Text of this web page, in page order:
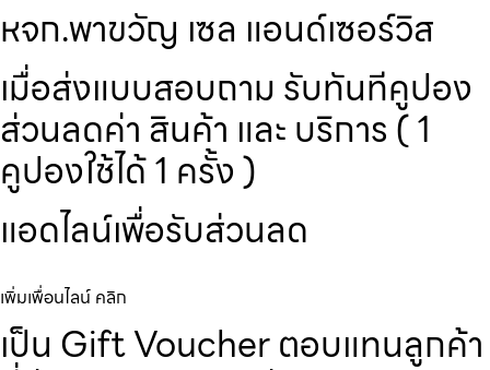
หจก.พาขวัญ เซล แอนด์เซอร์วิส
เมื่อส่งแบบสอบถาม รับทันทีคูปอง
ส่วนลดค่า สินค้า และ บริการ ( 1
คูปองใช้ได้ 1 ครั้ง )
แอดไลน์เพื่อรับส่วนลด
เพิ่มเพื่อนไลน์ คลิก
เป็น Gift Voucher ตอบแทนลูกค้า